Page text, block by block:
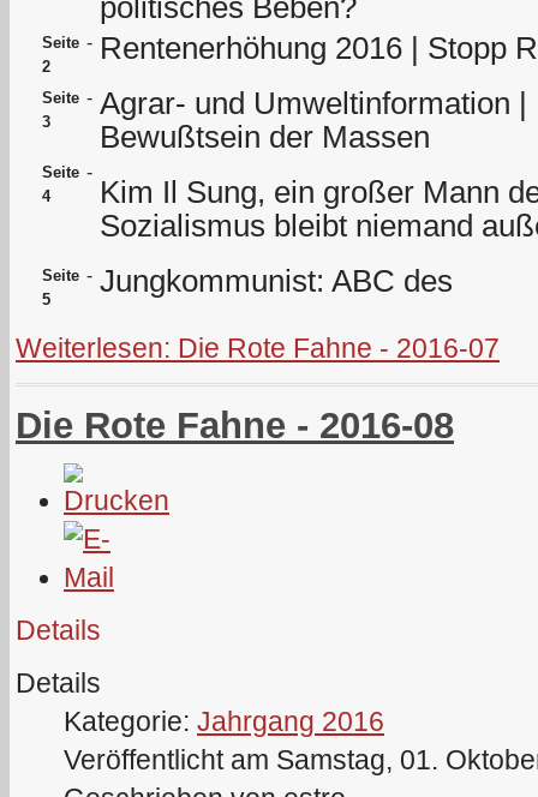
politisches Beben?
Seite
2
- Rentenerhöhung 2016 | Stopp
Seite
3
- Agrar- und Umweltinformation
Bewußtsein der Massen
Seite
4
-
Kim Il Sung, ein großer Mann
Sozialismus bleibt niemand
Seite
5
- Jungkommunist: ABC des
Weiterlesen: Die Rote Fahne - 2016-07
Die Rote Fahne - 2016-08
Details
Details
Kategorie: Jahrgang 2016
Veröffentlicht am Samstag, 01.